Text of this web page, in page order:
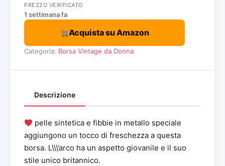
PREZZO VERIFICATO
1 settimana fa
Acquista su Amazon
Categoria: Borsa Vintage da Donna
Descrizione
pelle sintetica e fibbie in metallo speciale
aggiungono un tocco di freschezza a questa
borsa. L\\\’arco ha un aspetto giovanile e il suo
stile unico britannico.